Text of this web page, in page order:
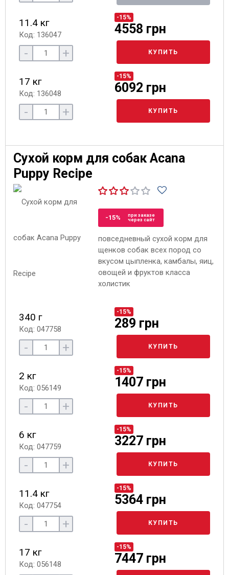
11.4 кг
Код: 136047
-15%
4558 грн
- + КУПИТЬ
17 кг
Код: 136048
-15%
6092 грн
- + КУПИТЬ
Сухой корм для собак Acana
Puppy Recipe
-15%
при заказе
через сайт
повседневный сухой корм для
щенков собак всех пород со
вкусом цыпленка, камбалы, яиц,
овощей и фруктов класса
холистик
340 г
Код: 047758
-15%
289 грн
- + КУПИТЬ
2 кг
Код: 056149
-15%
1407 грн
- + КУПИТЬ
6 кг
Код: 047759
-15%
3227 грн
- + КУПИТЬ
11.4 кг
Код: 047754
-15%
5364 грн
- + КУПИТЬ
17 кг
Код: 056148
-15%
7447 грн